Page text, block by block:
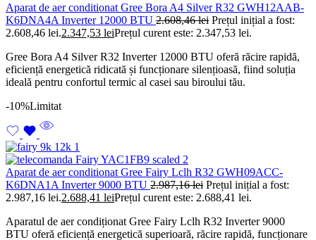
Aparat de aer conditionat Gree Bora A4 Silver R32 GWH12AAB-
K6DNA4A Inverter 12000 BTU 2.608,46lei Prețul inițial a fost:
2.608,46 lei.2.347,53 leiPrețul curent este: 2.347,53 lei.
Gree Bora A4 Silver R32 Inverter 12000 BTU oferă răcire rapidă,
eficiență energetică ridicată și funcționare silențioasă, fiind soluția
ideală pentru confortul termic al casei sau biroului tău.
-10%Limitat
Aparat de aer conditionat Gree Fairy Lclh R32 GWH09ACC-
K6DNA1A Inverter 9000 BTU 2.987,16lei Prețul inițial a fost:
2.987,16 lei.2.688,41 leiPrețul curent este: 2.688,41 lei.
Aparatul de aer condiționat Gree Fairy Lclh R32 Inverter 9000
BTU oferă eficiență energetică superioară, răcire rapidă, funcționare